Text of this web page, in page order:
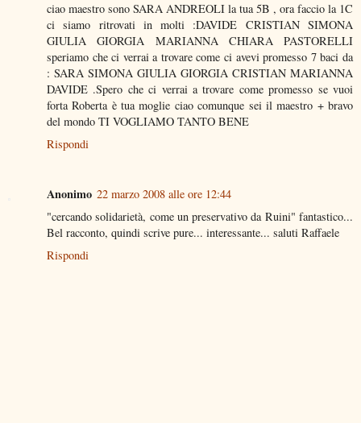
ciao maestro sono SARA ANDREOLI la tua 5B , ora faccio la 1C
ci siamo ritrovati in molti :DAVIDE CRISTIAN SIMONA
GIULIA GIORGIA MARIANNA CHIARA PASTORELLI
speriamo che ci verrai a trovare come ci avevi promesso 7 baci da
: SARA SIMONA GIULIA GIORGIA CRISTIAN MARIANNA
DAVIDE .Spero che ci verrai a trovare come promesso se vuoi
forta Roberta è tua moglie ciao comunque sei il maestro + bravo
del mondo TI VOGLIAMO TANTO BENE
Rispondi
Anonimo 22 marzo 2008 alle ore 12:44
"cercando solidarietà, come un preservativo da Ruini" fantastico...
Bel racconto, quindi scrive pure... interessante... saluti Raffaele
Rispondi